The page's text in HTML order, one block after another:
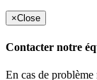
×Close
Contacter notre
En cas de